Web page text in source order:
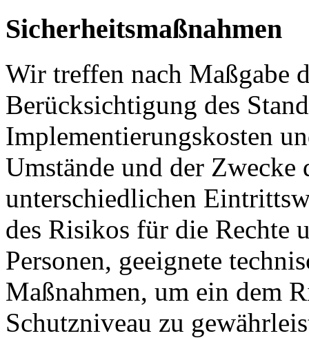
Sicherheitsmaßnahmen
Wir treffen nach Maßgabe
Berücksichtigung des
Implementierungskosten
Umstände und der Zwecke
unterschiedlichen
des Risikos für die Rechte
Personen, geeignete
Maßnahmen, um ein dem
Schutzniveau zu